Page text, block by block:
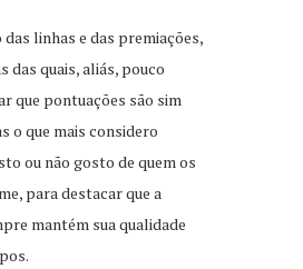
linhas e das premiações,
das quais, aliás, pouco
que pontuações são sim
o que mais considero
ou não gosto de quem os
para destacar que a
mantém sua qualidade